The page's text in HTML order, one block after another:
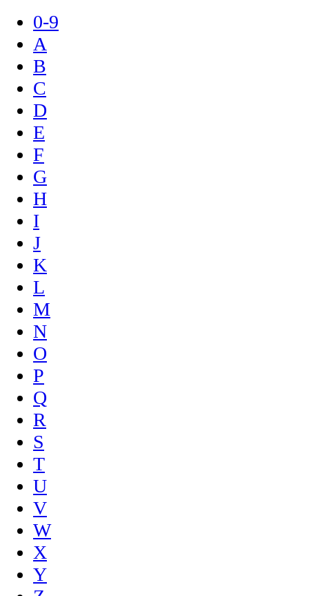
0-9
A
B
C
D
E
F
G
H
I
J
K
L
M
N
O
P
Q
R
S
T
U
V
W
X
Y